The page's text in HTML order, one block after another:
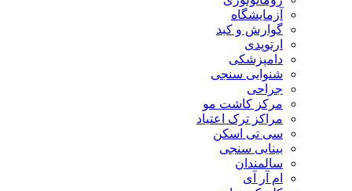
آزمایشگاه
گوارش و کبد
ارتوپدی
دامپزشکی
شنوایی سنجی
جراحی
مرکز کاشت مو
مراکز ترک اعتیاد
سی تی اسکن
بینایی سنجی
سالمندان
ام آر آی